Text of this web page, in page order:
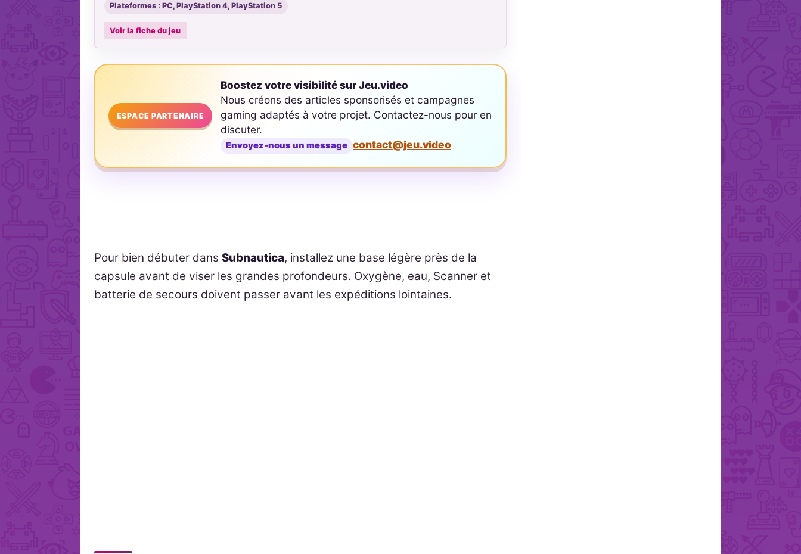
Plateformes : PC, PlayStation 4, PlayStation 5
Voir la fiche du jeu
ESPACE PARTENAIRE
Boostez votre visibilité sur Jeu.video
Nous créons des articles sponsorisés et campagnes
gaming adaptés à votre projet. Contactez-nous pour en
discuter.
Envoyez-nous un message contact@jeu.video
Pour bien débuter dansSubnautica, installez une base légère près de la
capsule avant de viser les grandes profondeurs. Oxygène, eau, Scanner et
batterie de secours doivent passer avant les expéditions lointaines.